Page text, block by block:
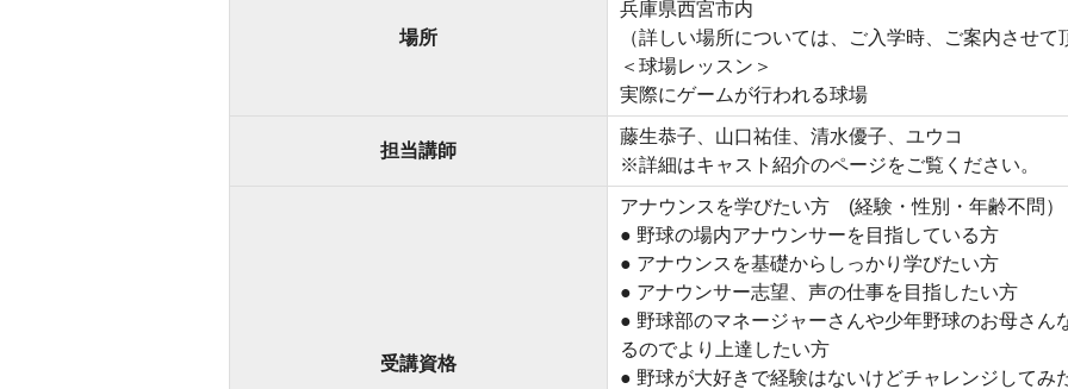
場所
兵庫県西宮市内
（詳しい場所については、ご入学時、ご案内させて
＜球場レッスン＞
実際にゲームが行われる球場
担当講師
藤生恭子、山口祐佳、清水優子、ユウコ
※詳細はキャスト紹介のページをご覧ください。
受講資格
アナウンスを学びたい方 (経験・性別・年齢不問）
● 野球の場内アナウンサーを目指している方
● アナウンスを基礎からしっかり学びたい方
● アナウンサー志望、声の仕事を目指したい方
● 野球部のマネージャーさんや少年野球のお母さん
るのでより上達したい方
● 野球が大好きで経験はないけどチャレンジしてみ